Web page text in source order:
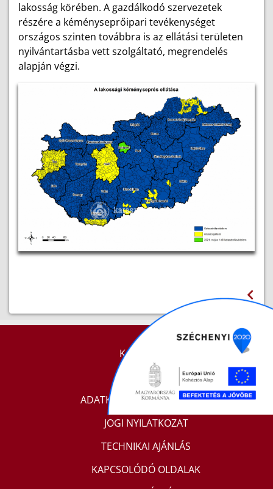
lakosság körében. A gazdálkodó szervezetek
részére a kéményseprőipari tevékenységet
országos szinten továbbra is az ellátási területen
nyilvántartásba vett szolgáltató, megrendelés
alapján végzi.
KAPCSOLAT
IMPRESSZUM
ADATKEZELÉSI TÁJÉKOZTATÓ
JOGI NYILATKOZAT
TECHNIKAI AJÁNLÁS
KAPCSOLÓDÓ OLDALAK